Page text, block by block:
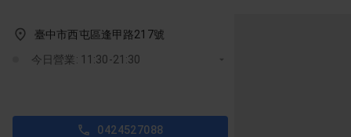
臺中市西屯區逢甲路217號
今日營業: 11:30-21:30
0424527088